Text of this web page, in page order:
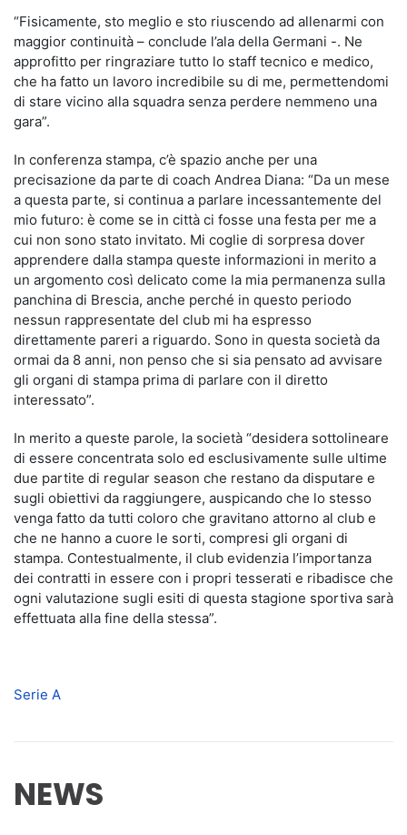
“Fisicamente, sto meglio e sto riuscendo ad allenarmi con
maggior continuità – conclude l’ala della Germani -. Ne
approfitto per ringraziare tutto lo staff tecnico e medico,
che ha fatto un lavoro incredibile su di me, permettendomi
di stare vicino alla squadra senza perdere nemmeno una
gara”.
In conferenza stampa, c’è spazio anche per una
precisazione da parte di coach Andrea Diana: “Da un mese
a questa parte, si continua a parlare incessantemente del
mio futuro: è come se in città ci fosse una festa per me a
cui non sono stato invitato. Mi coglie di sorpresa dover
apprendere dalla stampa queste informazioni in merito a
un argomento così delicato come la mia permanenza sulla
panchina di Brescia, anche perché in questo periodo
nessun rappresentate del club mi ha espresso
direttamente pareri a riguardo. Sono in questa società da
ormai da 8 anni, non penso che si sia pensato ad avvisare
gli organi di stampa prima di parlare con il diretto
interessato”.
In merito a queste parole, la società “desidera sottolineare
di essere concentrata solo ed esclusivamente sulle ultime
due partite di regular season che restano da disputare e
sugli obiettivi da raggiungere, auspicando che lo stesso
venga fatto da tutti coloro che gravitano attorno al club e
che ne hanno a cuore le sorti, compresi gli organi di
stampa. Contestualmente, il club evidenzia l’importanza
dei contratti in essere con i propri tesserati e ribadisce che
ogni valutazione sugli esiti di questa stagione sportiva sarà
effettuata alla fine della stessa”.
Serie A
NEWS